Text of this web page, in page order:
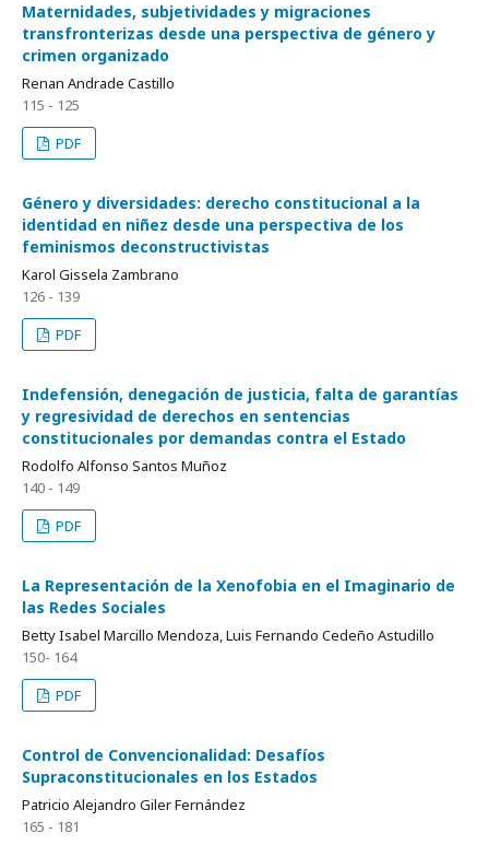
Maternidades, subjetividades y migraciones
transfronterizas desde una perspectiva de género y
crimen organizado
Renan Andrade Castillo
115 - 125
PDF
Género y diversidades: derecho constitucional a la
identidad en niñez desde una perspectiva de los
feminismos deconstructivistas
Karol Gissela Zambrano
126 - 139
PDF
Indefensión, denegación de justicia, falta de garantías
y regresividad de derechos en sentencias
constitucionales por demandas contra el Estado
Rodolfo Alfonso Santos Muñoz
140 - 149
PDF
La Representación de la Xenofobia en el Imaginario de
las Redes Sociales
Betty Isabel Marcillo Mendoza, Luis Fernando Cedeño Astudillo
150- 164
PDF
Control de Convencionalidad: Desafíos
Supraconstitucionales en los Estados
Patricio Alejandro Giler Fernández
165 - 181